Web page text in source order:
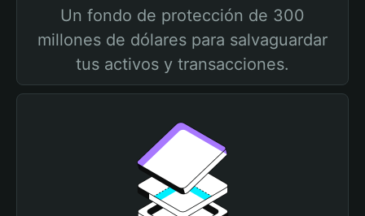
Un fondo de protección de 300
millones de dólares para salvaguardar
tus activos y transacciones.